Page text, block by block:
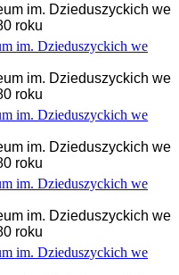
im. Dzieduszyckich we
roku
im. Dzieduszyckich we
roku
im. Dzieduszyckich we
roku
im. Dzieduszyckich we
roku